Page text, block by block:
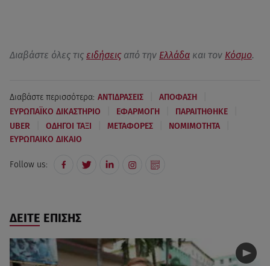
Διαβάστε όλες τις ειδήσεις από την Ελλάδα και τον Κόσμο.
Διαβάστε περισσότερα: ΑΝΤΙΔΡΑΣΕΙΣ ΑΠΟΦΑΣΗ
ΕΥΡΩΠΑΪΚΟ ΔΙΚΑΣΤΗΡΙΟ ΕΦΑΡΜΟΓΗ ΠΑΡΑΙΤΗΘΗΚΕ
UBER ΟΔΗΓΟΙ ΤΑΞΙ ΜΕΤΑΦΟΡΕΣ ΝΟΜΙΜΟΤΗΤΑ
ΕΥΡΩΠΑΙΚΟ ΔΙΚΑΙΟ
Follow us:
ΔΕΙΤΕ ΕΠΙΣΗΣ